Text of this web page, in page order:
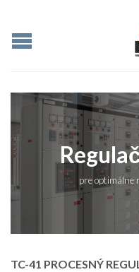
pre optimálne
TC-41 PROCESNÝ